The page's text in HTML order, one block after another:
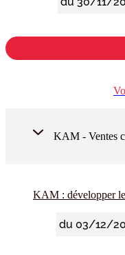
KAM - Ventes
KAM : développer